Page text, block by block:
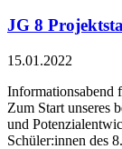
JG 8
15.01.2022
Informationsabend
Zum Start unseres
und
Schüler:innen des